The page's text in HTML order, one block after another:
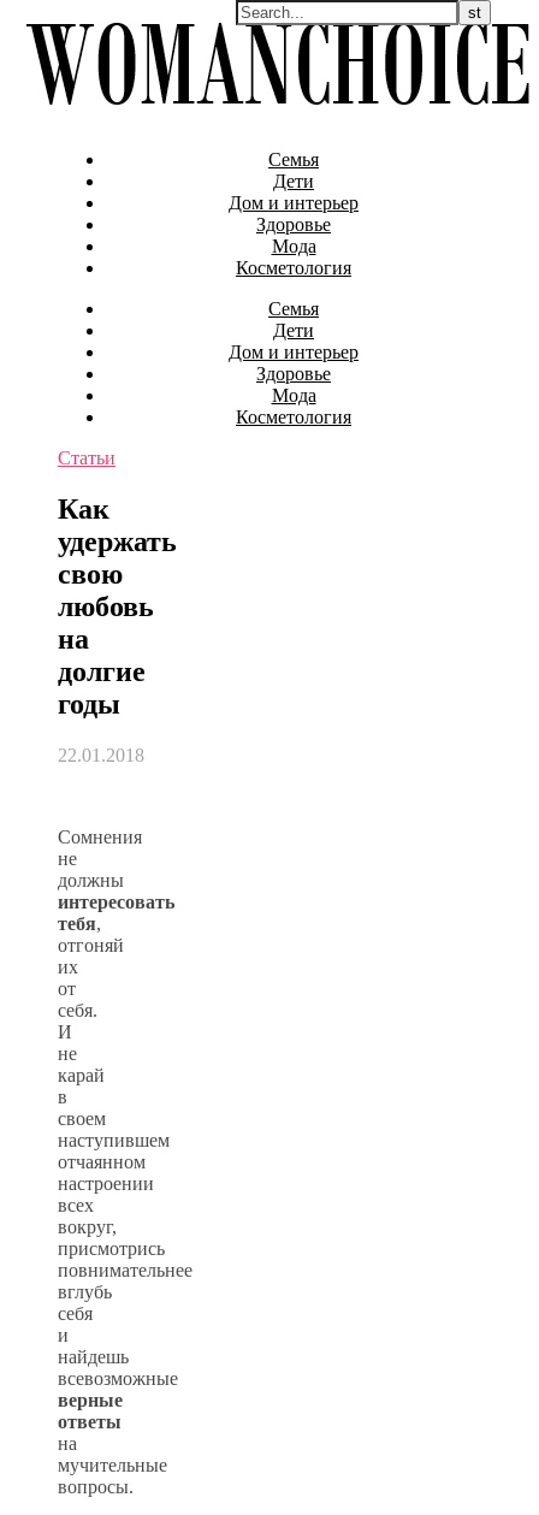
Семья
Дети
Дом и интерьер
Здоровье
Мода
Косметология
Семья
Дети
Дом и интерьер
Здоровье
Мода
Косметология
Статьи
Как
удержать
свою
любовь
на
долгие
годы
22.01.2018
Сомнения
не
должны
интересовать
тебя,
отгоняй
их
от
себя.
И
не
карай
в
своем
наступившем
отчаянном
настроении
всех
вокруг,
присмотрись
повнимательнее
вглубь
себя
и
найдешь
всевозможные
верные
ответы
на
мучительные
вопросы.